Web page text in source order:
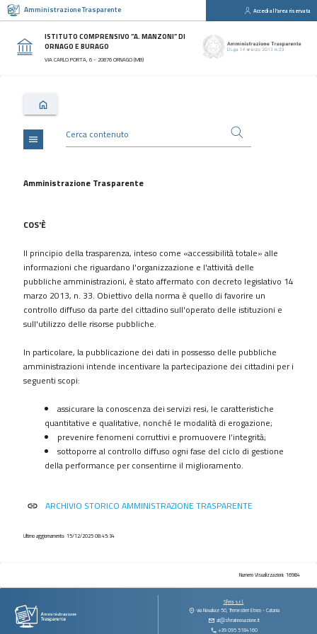
Amministrazione Trasparente Accedi all'area riservata
ISTITUTO COMPRENSIVO “A. MANZONI” DI
ORNAGO E BURAGO
VIA CARLO PORTA, 6 - 20876 ORNAGO (MB)
Sezioni
Disposizioni
Generali
Consulenti
collaboratori
Bandi
Performance
Enti
controllati
Attività
e
procedimenti
Controlli
sulle
contratti
contributi
vantaggi
immobili
e
menu
Amministrazione Trasparente
COS'È
Il principio della trasparenza, inteso come «accessibilità totale» alle
informazioni che riguardano l'organizzazione e l'attività delle
pubbliche amministrazioni, è stato affermato con decreto legislativo 14
marzo 2013, n. 33. Obiettivo della norma è quello di favorire un
controllo diffuso da parte del cittadino sull'operato delle istituzioni e
sull'utilizzo delle risorse pubbliche.
In particolare, la pubblicazione dei dati in possesso delle pubbliche
amministrazioni intende incentivare la partecipazione dei cittadini per i
seguenti scopi:
assicurare la conoscenza dei servizi resi, le caratteristiche
quantitative e qualitative, nonché le modalità di erogazione;
prevenire fenomeni corruttivi e promuovere l’integrità;
sottoporre al controllo diffuso ogni fase del ciclo di gestione
della performance per consentirne il miglioramento.
link ARCHIVIO STORICO AMMINISTRAZIONE TRASPARENTE
Ultimo aggiornamento: 15/12/2025 08:45:34
Numero Visualizzazioni: 16984
Sfera s.r.l.
via Novaluce 50, Tremestieri Etneo - Catania
at@sferainnovazione.it
+39 095 5184160